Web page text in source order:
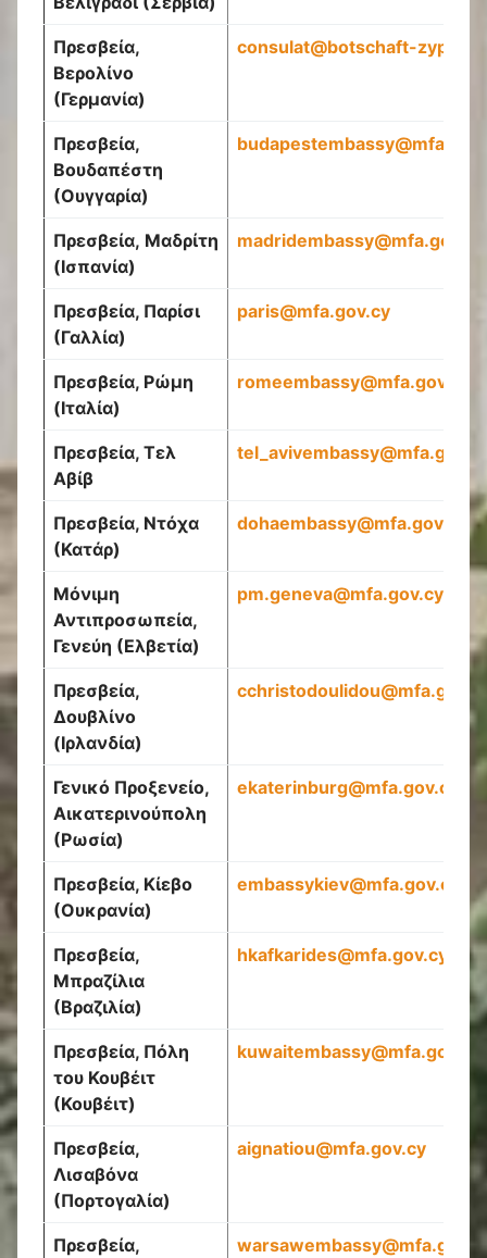
Πρεσβεία,
Βερολίνο
(Γερμανία)
consulat@botschaft-
Πρεσβεία,
Βουδαπέστη
(Ουγγαρία)
Πρεσβεία, Μαδρίτη
(Ισπανία)
madridembassy@mfa.gov.cy
Πρεσβεία, Παρίσι
(Γαλλία)
paris@mfa.gov.cy
Πρεσβεία, Ρώμη
(Ιταλία)
romeembassy@mfa.gov
Πρεσβεία, Τελ
Αβίβ
tel avivembassy@mfa.gov
Πρεσβεία, Ντόχα
(Κατάρ)
dohaembassy@mfa.gov.cy
Μόνιμη
Αντιπροσωπεία,
Γενεύη (Ελβετία)
pm.geneva@mfa.gov.cy
Πρεσβεία,
Δουβλίνο
(Ιρλανδία)
cchristodoulidou@mfa.gov
Γενικό Προξενείο,
Αικατερινούπολη
(Ρωσία)
ekaterinburg@mfa.gov.cy
Πρεσβεία, Κίεβο
(Ουκρανία)
embassykiev@mfa.gov.cy
Πρεσβεία,
Μπραζίλια
(Βραζιλία)
hkafkarides@mfa.gov.cy
Πρεσβεία, Πόλη
του Κουβέιτ
(Κουβέιτ)
kuwaitembassy@mfa.gov
Πρεσβεία,
Λισαβόνα
(Πορτογαλία)
aignatiou@mfa.gov.cy
Πρεσβεία,
warsawembassy@mfa.gov